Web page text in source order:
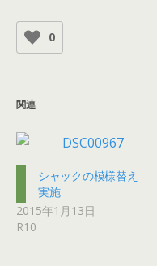
0
関連
シャックの模様替え
実施
2015年1月13日
R10